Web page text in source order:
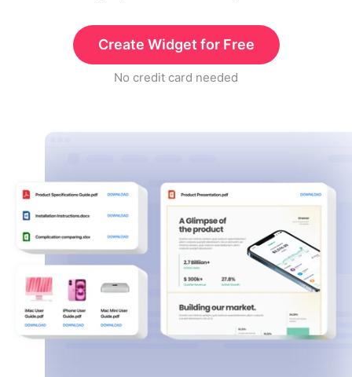
Create Widget for Free
No credit card needed